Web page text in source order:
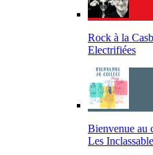
Rock à la
Electrifiées
Bienvenue au
Les